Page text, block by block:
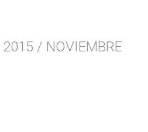
2015 / NOVIEMBRE